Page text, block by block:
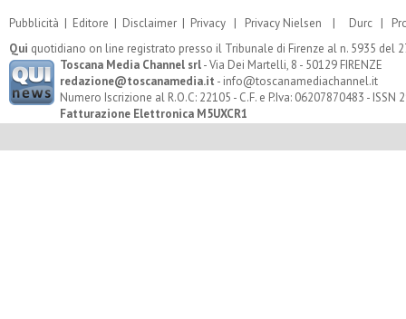
Pubblicità | Editore | Disclaimer | Privacy | Privacy Nielsen | Durc |
Qui quotidiano on line registrato presso il Tribunale di Firenze al n. 5935 del
Toscana Media Channel srl- Via Dei Martelli, 8 - 50129 FIRENZE
redazione@toscanamedia.it - info@toscanamediachannel.it
Numero Iscrizione al R.O.C: 22105 - C.F. e P.Iva: 06207870483 - ISSN
Fatturazione Elettronica M5UXCR1